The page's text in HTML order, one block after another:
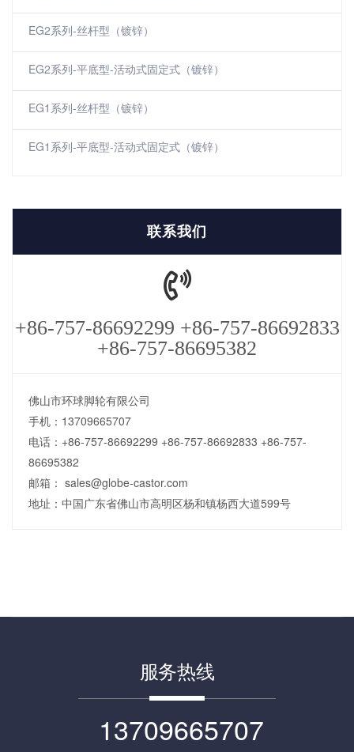
EG2系列-丝杆型（镀锌）
EG2系列-平底型-活动式固定式（镀锌）
EG1系列-丝杆型（镀锌）
EG1系列-平底型-活动式固定式（镀锌）
联系我们
+86-757-86692299 +86-757-86692833
+86-757-86695382
佛山市环球脚轮有限公司
手机：13709665707
电话：+86-757-86692299 +86-757-86692833 +86-757-
86695382
邮箱： sales@globe-castor.com
地址：中国广东省佛山市高明区杨和镇杨西大道599号
服务热线
13709665707